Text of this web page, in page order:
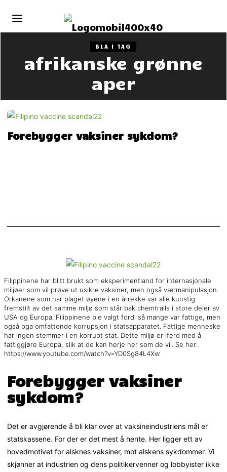
BLA I TAG
afrikanske grønne
aper
Forebygger vaksiner sykdom?
Filippinene har blitt brukt som eksperimentland for internasjonale
miljøer som vil prøve ut usikre vaksiner, men også værmanipulasjon.
Orkanene som har plaget øyene i en årrekke var alle kunstig
fremstilt av det samme miljø som står bak chemtrails i store deler av
USA og Europa. Filippinene ble valgt fordi så mange var fattige, men
også pga omfattende korrupsjon i statsapparatet. Fattige menneske
har ingen stemmer i en korrupt stat. Dette miljø er iferd med å
fattiggjøre Europa, slik at de kan herje her som de vil. Se her:
https://www.youtube.com/watch?v=YD0Sg84L4Xw
Forebygger vaksiner
sykdom?
Det er avgjørende å bli klar over at vaksineindustriens mål er
statskassene. For der er det mest å hente. Her ligger ett av
hovedmotivet for alsknes vaksiner, mot alskens sykdommer. Vi
skjønner at industrien og dens politikervenner og lobbyister ikke